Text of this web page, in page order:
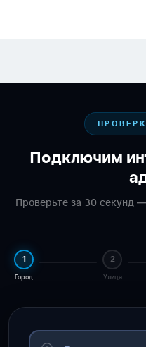
Подключим
Проверьте за 30 секунд
1
Город
2
Улица